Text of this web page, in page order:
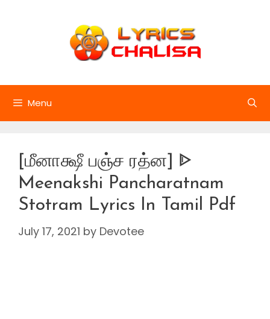
Menu
[மீனாக்ஷீ பஞ்ச ரத்ன] ᐈ
Meenakshi Pancharatnam
Stotram Lyrics In Tamil Pdf
July 17, 2021 by Devotee